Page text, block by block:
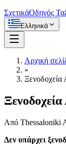
ΣχετικάΟδηγός
Ελληνικά
Αρχική
»
Ξενοδοχεία
Από Thessaloniki
Δεν υπάρχει